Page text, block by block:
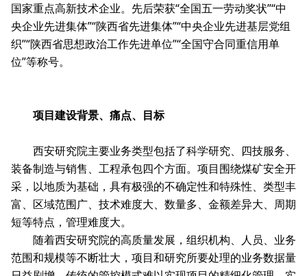
国家重点高新技术企业。先后荣获“全国五一劳动奖状”“中
央企业先进集体”“陕西省先进集体”“中央企业先进基层党组
织”“陕西省思想政治工作先进单位”“全国守合同重信用单
位”等称号。
项目建设背景、痛点、目标
西安研究院主要业务类型包括了科学研究、四技服务、
装备制造与销售、工程承包四个方面。项目围绕煤矿安全开
采，以地质为基础，具有极强的不确定性和特殊性、类型丰
富、区域范围广、技术难度大、数量多、金额差异大、周期
短等特点，管理难度大。
随着西安研究院的高质量发展，组织机构、人员、业务
范围和规模等不断壮大，项目和研究所要处理的业务数据量